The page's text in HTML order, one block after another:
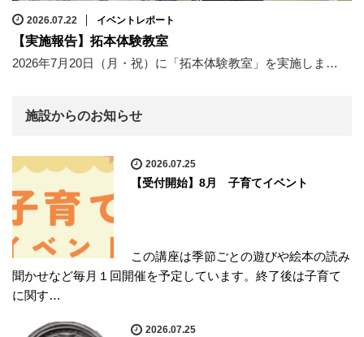
2026.07.22 イベントレポート
【実施報告】拓本体験教室
2026年7月20日（月・祝）に「拓本体験教室」を実施しま…
施設からのお知らせ
2026.07.25
【受付開始】8月 子育てイベント
この講座は季節ごとの遊びや絵本の読み
聞かせなど毎月１回開催を予定しています。終了後は子育て
に関す…
2026.07.25